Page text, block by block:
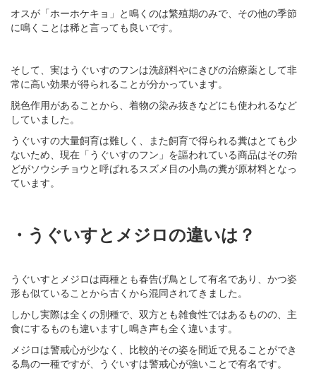
オスが「ホーホケキョ」と鳴くのは繁殖期のみで、その他の季節
に鳴くことは稀と言っても良いです。
そして、実はうぐいすのフンは洗顔料やにきびの治療薬として非
常に高い効果が得られることが分かっています。
脱色作用があることから、着物の染み抜きなどにも使われるなど
していました。
うぐいすの大量飼育は難しく、また飼育で得られる糞はとても少
ないため、現在「うぐいすのフン」を謳われている商品はその殆
どがソウシチョウと呼ばれるスズメ目の小鳥の糞が原材料となっ
ています。
・うぐいすとメジロの違いは？
うぐいすとメジロは両種とも春告げ鳥として有名であり、かつ姿
形も似ていることから古くから混同されてきました。
しかし実際は全くの別種で、双方とも雑食性ではあるものの、主
食にするものも違いますし鳴き声も全く違います。
メジロは警戒心が少なく、比較的その姿を間近で見ることができ
る鳥の一種ですが、うぐいすは警戒心が強いことで有名です。